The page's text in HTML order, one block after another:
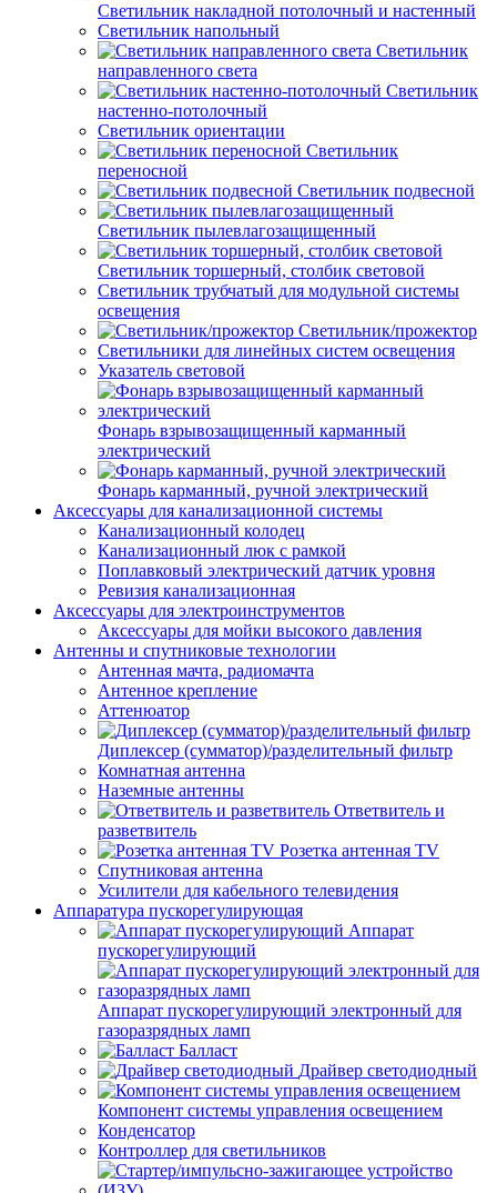
Светильник накладной потолочный и настенный
Светильник напольный
Светильник
направленного света
Светильник
настенно-потолочный
Светильник ориентации
Светильник
переносной
Светильник подвесной
Светильник пылевлагозащищенный
Светильник торшерный, столбик световой
Светильник трубчатый для модульной системы
освещения
Светильник/прожектор
Светильники для линейных систем освещения
Указатель световой
Фонарь взрывозащищенный карманный
электрический
Фонарь карманный, ручной электрический
Аксессуары для канализационной системы
Канализационный колодец
Канализационный люк с рамкой
Поплавковый электрический датчик уровня
Ревизия канализационная
Аксессуары для электроинструментов
Аксессуары для мойки высокого давления
Антенны и спутниковые технологии
Антенная мачта, радиомачта
Антенное крепление
Аттенюатор
Диплексер (сумматор)/разделительный фильтр
Комнатная антенна
Наземные антенны
Ответвитель и
разветвитель
Розетка антенная TV
Спутниковая антенна
Усилители для кабельного телевидения
Аппаратура пускорегулирующая
Аппарат
пускорегулирующий
Аппарат пускорегулирующий электронный для
газоразрядных ламп
Балласт
Драйвер светодиодный
Компонент системы управления освещением
Конденсатор
Контроллер для светильников